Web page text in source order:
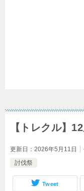
【トレクル】
更新日： 2026年5月11日
討伐祭
Tweet